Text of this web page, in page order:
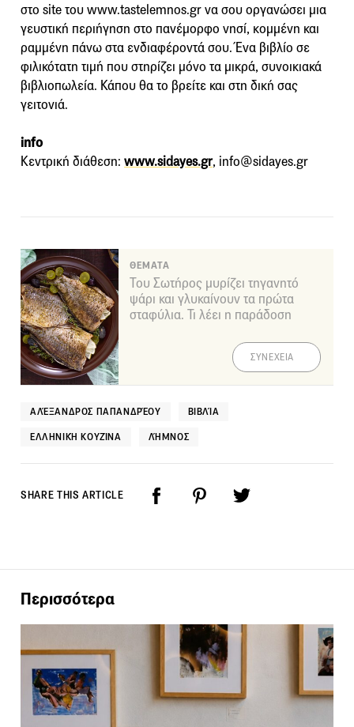
στο site του www.tastelemnos.gr να σου οργανώσει μια
γευστική περιήγηση στο πανέμορφο νησί, κομμένη και
ραμμένη πάνω στα ενδιαφέροντά σου. Ένα βιβλίο σε
φιλικότατη τιμή που στηρίζει μόνο τα μικρά, συνοικιακά
βιβλιοπωλεία. Κάπου θα το βρείτε και στη δική σας
γειτονιά.
info
Κεντρική διάθεση: www.sidayes.gr, info@sidayes.gr
ΘΕΜΑΤΑ
Του Σωτήρος μυρίζει τηγανητό
ψάρι και γλυκαίνουν τα πρώτα
σταφύλια. Τι λέει η παράδοση
ΣΥΝΕΧΕΙΑ
ΑΛΈΞΑΝΔΡΟΣ ΠΑΠΑΝΔΡΈΟΥ ΒΙΒΛΊΑ
ΕΛΛΗΝΙΚΉ ΚΟΥΖΊΝΑ ΛΉΜΝΟΣ
SHARE THIS ARTICLE
Περισσότερα